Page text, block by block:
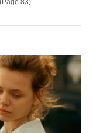
(Page 83)